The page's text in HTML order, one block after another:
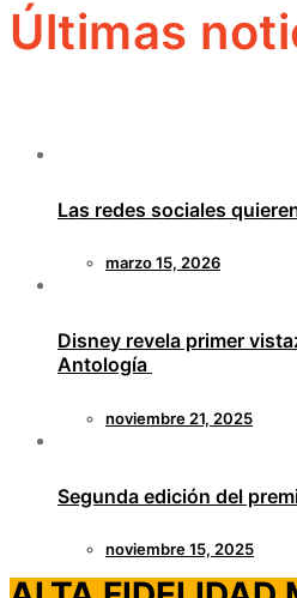
Últimas
Las redes sociales
marzo 15, 2026
Disney revela primer
Antología
noviembre 21, 2025
Segunda edición del
noviembre 15, 2025